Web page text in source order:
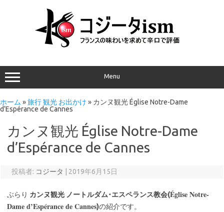
Menu
ホーム »旅行 観光 お出かけ » カンヌ観光 Église Notre-Dame
d’Espérance de Cannes
カンヌ観光 Église Notre-Dame
d’Espérance de Cannes
投稿者: コジータ 2019年6月15日
ぶらり カンヌ観光 ノートルダム･エスペランス教会(Église Notre-
Dame d’Espérance de Cannes)の紹介です。